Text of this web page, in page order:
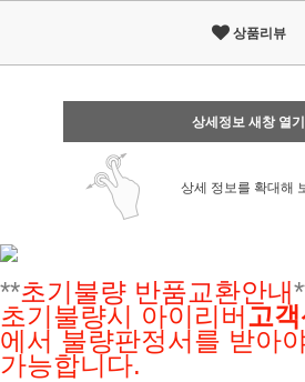
상품리뷰
상세정보 새창 열기
상세 정보를 확대해
**초기불량 반품교환안내
초기불량시 아이리버고
에서 불량판정서를 받아
가능합니다.